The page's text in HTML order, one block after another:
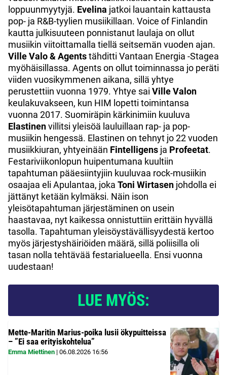
loppuunmyytyjä. Evelina jatkoi lauantain kattausta
pop- ja R&B-tyylien musiikillaan. Voice of Finlandin
kautta julkisuuteen ponnistanut laulaja on ollut
musiikin viitoittamalla tiellä seitsemän vuoden ajan.
Ville Valo & Agentstähditti Vantaan Energia -Stagea
myöhäisillassa. Agents on ollut toiminnassa jo peräti
viiden vuosikymmenen aikana, sillä yhtye
perustettiin vuonna 1979. Yhtye sai Ville Valon
keulakuvakseen, kun HIM lopetti toimintansa
vuonna 2017. Suomiräpin kärkinimiin kuuluva
Elastinenvillitsi yleisöä lauluillaan rap- ja pop-
musiikin hengessä. Elastinen on tehnyt jo 22 vuoden
musiikkiuran, yhtyeinään Fintelligens ja Profeetat.
Festariviikonlopun huipentumana kuultiin
tapahtuman pääesiintyjiin kuuluvaa rock-musiikin
osaajaa eli Apulantaa, joka Toni Wirtasen johdolla ei
jättänyt ketään kylmäksi. Näin ison
yleisötapahtuman järjestäminen on usein
haastavaa, nyt kaikessa onnistuttiin erittäin hyvällä
tasolla. Tapahtuman yleisöystävällisyydestä kertoo
myös järjestyshäiriöiden määrä, sillä poliisilla oli
tasan nolla tehtävää festarialueella. Ensi vuonna
uudestaan!
LUE MYÖS:
Mette-Maritin Marius-poika lusii ökypuitteissa
– ”Ei saa erityiskohtelua”
Emma Miettinen | 06.08.2026 16:56